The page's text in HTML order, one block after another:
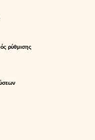
ρύθμισης